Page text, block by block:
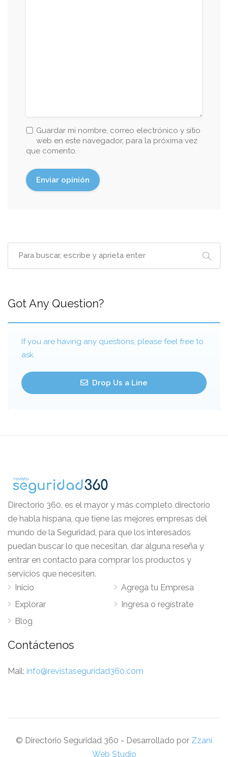
Guardar mi nombre, correo electrónico y sitio
web en este navegador, para la próxima vez
que comento.
Got Any Question?
If you are having any questions, please feel free to
ask.
Drop Us a Line
Directorio 360, es el mayor y más completo directorio
de habla hispana, que tiene las mejores empresas del
mundo de la Seguridad, para que los interesados
puedan buscar lo que necesitan, dar alguna reseña y
entrar en contacto para comprar los productos y
servicios que necesiten.
Inicio
Explorar
Blog
Agrega tu Empresa
Ingresa o regístrate
Contáctenos
Mail: info@revistaseguridad360.com
© Directorio Seguridad 360 - Desarrollado por Zzani
Web Studio